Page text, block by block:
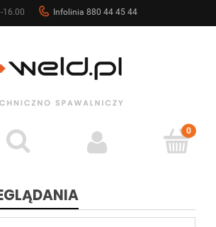
16.00 Infolinia 880 44 45 44